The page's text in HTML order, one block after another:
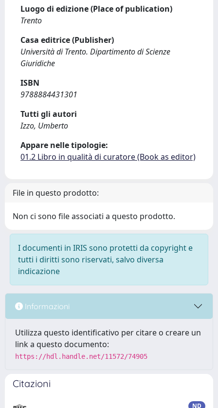
Luogo di edizione (Place of publication)
Trento
Casa editrice (Publisher)
Università di Trento. Dipartimento di Scienze
Giuridiche
ISBN
9788884431301
Tutti gli autori
Izzo, Umberto
Appare nelle tipologie:
01.2 Libro in qualità di curatore (Book as editor)
File in questo prodotto:
Non ci sono file associati a questo prodotto.
I documenti in IRIS sono protetti da copyright e
tutti i diritti sono riservati, salvo diversa
indicazione
Informazioni
Utilizza questo identificativo per citare o creare un
link a questo documento:
https://hdl.handle.net/11572/74905
Citazioni
ND